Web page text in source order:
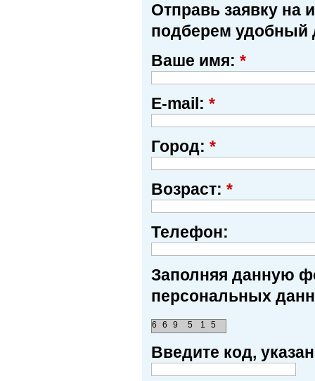
Отправь заявку на
подберем удобный
Ваше имя: *
E-mail: *
Город: *
Возраст: *
Телефон:
Заполняя данную
персональных
6 5
6 9 1 5
Введите код,